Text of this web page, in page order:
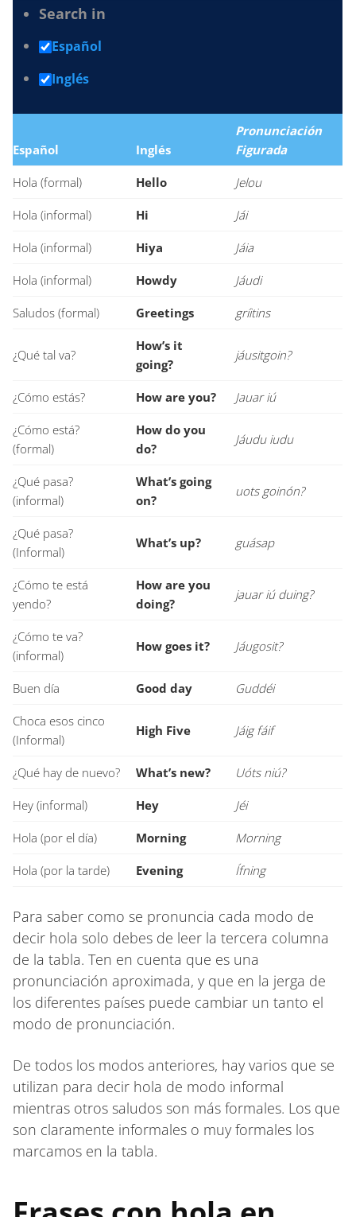
Search in
Español
Inglés
Español Inglés
Pronunciación
Figurada
Hola (formal) Hello Jelou
Hola (informal) Hi Jái
Hola (informal) Hiya Jáia
Hola (informal) Howdy Jáudi
Saludos (formal) Greetings gríitins
¿Qué tal va?
How’s it
going?
jáusitgoin?
¿Cómo estás? How are you? Jauar iú
¿Cómo está?
(formal)
How do you
do?
Jáudu iudu
¿Qué pasa?
(informal)
What’s going
on?
uots goinón?
¿Qué pasa?
(Informal)
What’s up? guásap
¿Cómo te está
yendo?
How are you
doing?
jauar iú duing?
¿Cómo te va?
(informal)
How goes it? Jáugosit?
Buen día Good day Guddéi
Choca esos cinco
(Informal)
High Five Jáig fáif
¿Qué hay de nuevo? What’s new? Uóts niú?
Hey (informal) Hey Jéi
Hola (por el día) Morning Morning
Hola (por la tarde) Evening Ífning
Para saber como se pronuncia cada modo de
decir hola solo debes de leer la tercera columna
de la tabla. Ten en cuenta que es una
pronunciación aproximada, y que en la jerga de
los diferentes países puede cambiar un tanto el
modo de pronunciación.
De todos los modos anteriores, hay varios que se
utilizan para decir hola de modo informal
mientras otros saludos son más formales. Los que
son claramente informales o muy formales los
marcamos en la tabla.